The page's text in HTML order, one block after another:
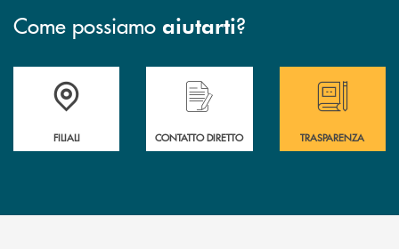
Come possiamo aiutarti?
Trova la filiale più vicina a te
FILIALI
Hai bisogno di assistenza immediata ?
CONTATTO DIRETTO
Hai bisogno di
TRASPARENZA